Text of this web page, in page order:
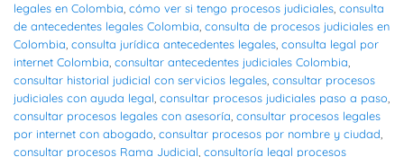
legales en Colombia cómo ver si tengo procesos judiciales consulta
de antecedentes legales Colombia consulta de procesos judiciales en
Colombia consulta jurídica antecedentes legales consulta legal por
internet Colombia consultar antecedentes judiciales Colombia
consultar historial judicial con servicios legales consultar procesos
judiciales con ayuda legal consultar procesos judiciales paso a paso
consultar procesos legales con asesoría consultar procesos legales
por internet con abogado consultar procesos por nombre y ciudad
consultar procesos Rama Judicial consultoría legal procesos